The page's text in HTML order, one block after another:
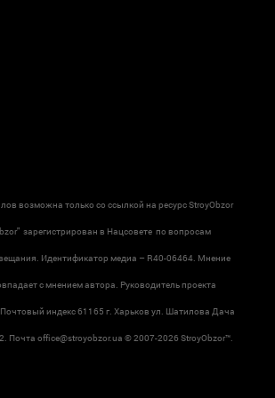
возможна только со ссылкой на ресурс StroyObzor
зарегистрирован в Нацсовете по вопросам
Идентификатор медиа – R40-06464. Мнение
с мнением автора. Руководитель проекта
индекс 61165 г. Харьков ул. Шатилова Дача
Почта office@stroyobzor.ua © 2007-2026 StroyObzor™.